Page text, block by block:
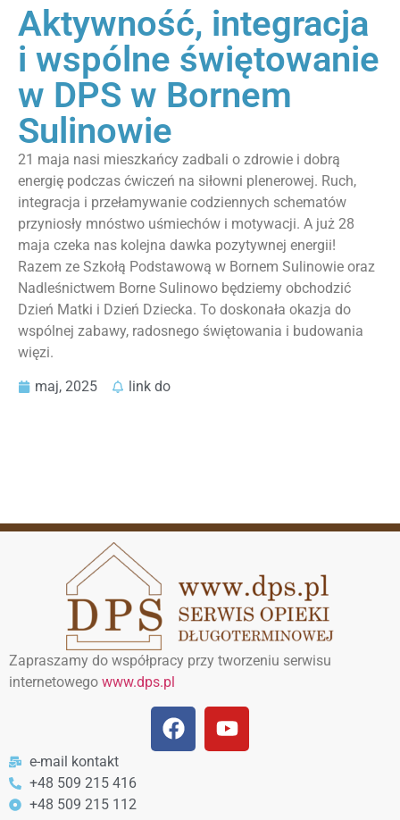
Aktywność, integracja
i wspólne świętowanie
w DPS w Bornem
Sulinowie
21 maja nasi mieszkańcy zadbali o zdrowie i dobrą
energię podczas ćwiczeń na siłowni plenerowej. Ruch,
integracja i przełamywanie codziennych schematów
przyniosły mnóstwo uśmiechów i motywacji. A już 28
maja czeka nas kolejna dawka pozytywnej energii!
Razem ze Szkołą Podstawową w Bornem Sulinowie oraz
Nadleśnictwem Borne Sulinowo będziemy obchodzić
Dzień Matki i Dzień Dziecka. To doskonała okazja do
wspólnej zabawy, radosnego świętowania i budowania
więzi.
maj, 2025 link do
Zapraszamy do współpracy przy tworzeniu serwisu
internetowego www.dps.pl
e-mail kontakt
+48 509 215 416
+48 509 215 112